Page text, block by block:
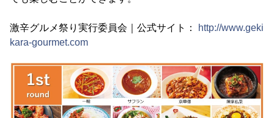
激辛グルメ祭り実行委員会｜公式サイト：
http://www.geki
kara-gourmet.com